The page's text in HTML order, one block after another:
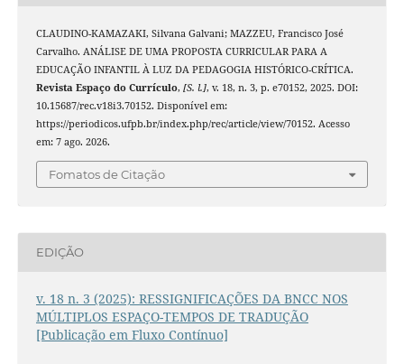
CLAUDINO-KAMAZAKI, Silvana Galvani; MAZZEU, Francisco José
Carvalho. ANÁLISE DE UMA PROPOSTA CURRICULAR PARA A
EDUCAÇÃO INFANTIL À LUZ DA PEDAGOGIA HISTÓRICO-CRÍTICA.
Revista Espaço do Currículo, [S. l.], v. 18, n. 3, p. e70152, 2025. DOI:
10.15687/rec.v18i3.70152. Disponível em:
https://periodicos.ufpb.br/index.php/rec/article/view/70152. Acesso
em: 7 ago. 2026.
Fomatos de Citação
EDIÇÃO
v. 18 n. 3 (2025): RESSIGNIFICAÇÕES DA BNCC NOS
MÚLTIPLOS ESPAÇO-TEMPOS DE TRADUÇÃO
[Publicação em Fluxo Contínuo]